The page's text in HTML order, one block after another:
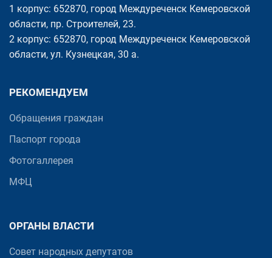
1 корпус: 652870, город Междуреченск Кемеровской
области, пр. Cтроителей, 23.
2 корпус: 652870, город Междуреченск Кемеровской
области, ул. Кузнецкая, 30 а.
РЕКОМЕНДУЕМ
Обращения граждан
Паспорт города
Фотогаллерея
МФЦ
ОРГАНЫ ВЛАСТИ
Совет народных депутатов